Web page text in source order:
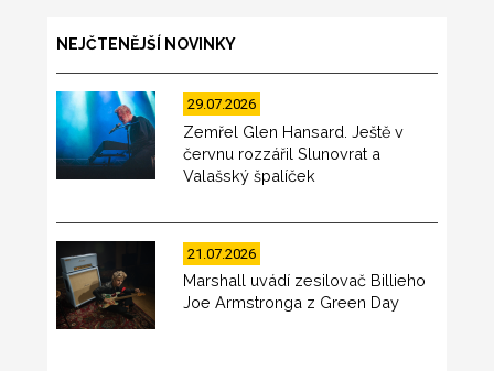
NEJČTENĚJŠÍ NOVINKY
29.07.2026
Zemřel Glen Hansard. Ještě v
červnu rozzářil Slunovrat a
Valašský špalíček
21.07.2026
Marshall uvádí zesilovač Billieho
Joe Armstronga z Green Day